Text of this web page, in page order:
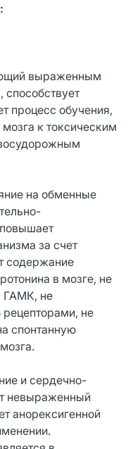
выраженным
процесс обучения,
к токсическим
на обменные
за счет
содержание
в мозге, не
ГАМК, не
не
спонтанную
и сердечно-
невыраженный
анорексигенной